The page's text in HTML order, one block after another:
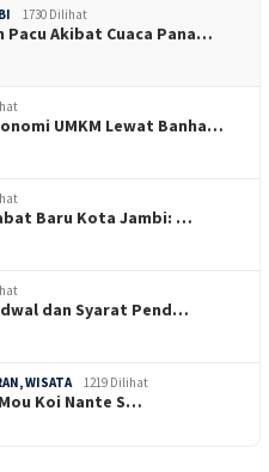
1730 Dilihat
Pacu Akibat Cuaca Pana…
UMKM Lewat Banha…
Baru Kota Jambi: …
dan Syarat Pend…
WISATA 1219 Dilihat
Koi Nante S…